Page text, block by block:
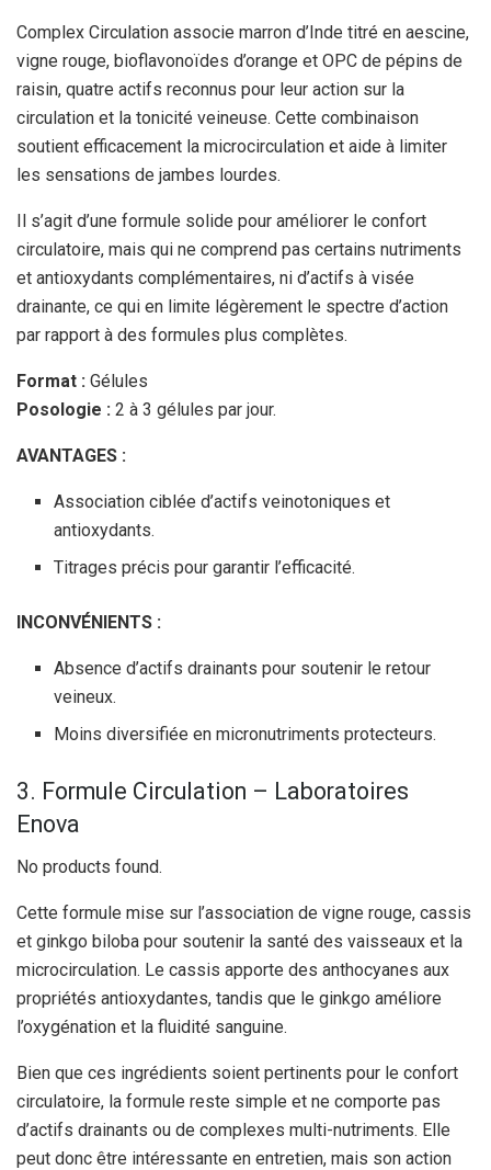
Complex Circulation associe marron d’Inde titré en aescine,
vigne rouge, bioflavonoïdes d’orange et OPC de pépins de
raisin, quatre actifs reconnus pour leur action sur la
circulation et la tonicité veineuse. Cette combinaison
soutient efficacement la microcirculation et aide à limiter
les sensations de jambes lourdes.
Il s’agit d’une formule solide pour améliorer le confort
circulatoire, mais qui ne comprend pas certains nutriments
et antioxydants complémentaires, ni d’actifs à visée
drainante, ce qui en limite légèrement le spectre d’action
par rapport à des formules plus complètes.
Format : Gélules
Posologie : 2 à 3 gélules par jour.
AVANTAGES :
Association ciblée d’actifs veinotoniques et
antioxydants.
Titrages précis pour garantir l’efficacité.
INCONVÉNIENTS :
Absence d’actifs drainants pour soutenir le retour
veineux.
Moins diversifiée en micronutriments protecteurs.
3. Formule Circulation – Laboratoires
Enova
No products found.
Cette formule mise sur l’association de vigne rouge, cassis
et ginkgo biloba pour soutenir la santé des vaisseaux et la
microcirculation. Le cassis apporte des anthocyanes aux
propriétés antioxydantes, tandis que le ginkgo améliore
l’oxygénation et la fluidité sanguine.
Bien que ces ingrédients soient pertinents pour le confort
circulatoire, la formule reste simple et ne comporte pas
d’actifs drainants ou de complexes multi-nutriments. Elle
peut donc être intéressante en entretien, mais son action